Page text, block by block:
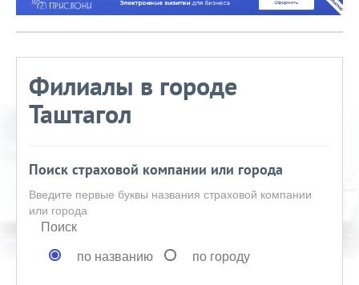
Филиалы в городе
Таштагол
Поиск страховой компании или города
Введите первые буквы названия страховой компании
или города
Поиск
по названию
по городу